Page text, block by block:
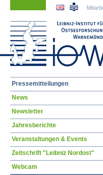
Navigation
Pressemitteilungen
News
Newsletter
Jahresberichte
Veranstaltungen & Events
Zeitschrift "Leibniz Nordost"
Webcam